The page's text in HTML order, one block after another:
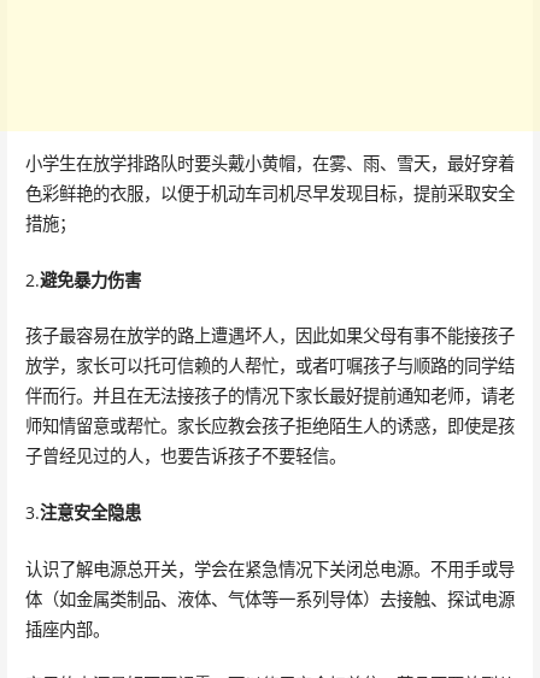
小学生在放学排路队时要头戴小黄帽，在雾、雨、雪天，最好穿着
色彩鲜艳的衣服，以便于机动车司机尽早发现目标，提前采取安全
措施；
2.避免暴力伤害
孩子最容易在放学的路上遭遇坏人，因此如果父母有事不能接孩子
放学，家长可以托可信赖的人帮忙，或者叮嘱孩子与顺路的同学结
伴而行。并且在无法接孩子的情况下家长最好提前通知老师，请老
师知情留意或帮忙。家长应教会孩子拒绝陌生人的诱惑，即使是孩
子曾经见过的人，也要告诉孩子不要轻信。
3.注意安全隐患
认识了解电源总开关，学会在紧急情况下关闭总电源。不用手或导
体（如金属类制品、液体、气体等一系列导体）去接触、探试电源
插座内部。